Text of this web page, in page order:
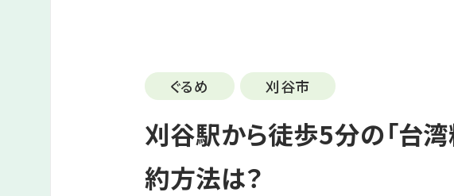
ぐるめ 刈谷市
刈谷駅から徒歩5分の「台
約方法は？